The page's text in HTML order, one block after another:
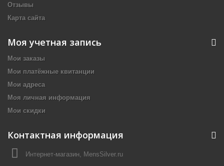
Отзывы
Карта сайта
Моя учетная запись
Мои заказы
Мои платёжные квитанции
Мои адреса
Моя личная информация
Мои скидки
Контактная информация
Интернет-магазин, MensSilver.ru